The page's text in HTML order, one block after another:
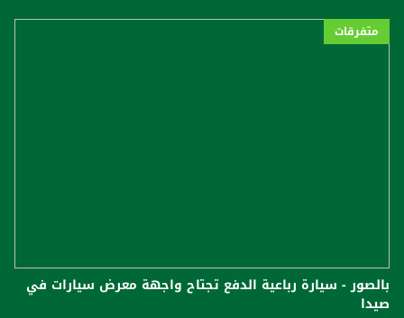
متفرقات
بالصور - سيارة رباعية الدفع تجتاح واجهة معرض سيارات في
صيدا